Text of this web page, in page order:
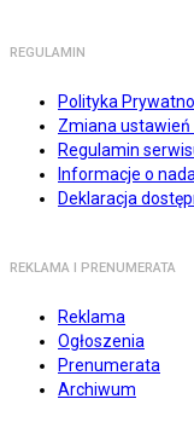
REGULAMIN
Polityka
Zmiana ustawień
Regulamin
Informacje o
Deklaracja
REKLAMA I PRENUMERATA
Reklama
Ogłoszenia
Prenumerata
Archiwum